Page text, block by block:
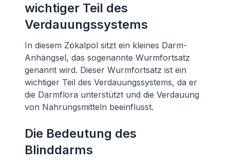
wichtiger Teil des
Verdauungssystems
In diesem Zökalpol sitzt ein kleines Darm-
Anhängsel, das sogenannte Wurmfortsatz
genannt wird. Dieser Wurmfortsatz ist ein
wichtiger Teil des Verdauungssystems, da er
die Darmflora unterstützt und die Verdauung
von Nahrungsmitteln beeinflusst.
Die Bedeutung des
Blinddarms